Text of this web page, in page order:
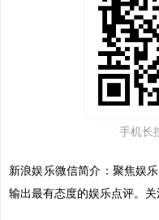
手机长
新浪娱乐微信简介：聚焦娱
输出最有态度的娱乐点评。